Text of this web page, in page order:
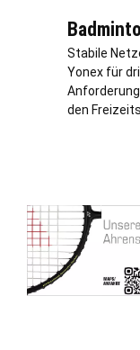
Stabile
Yonex für
den